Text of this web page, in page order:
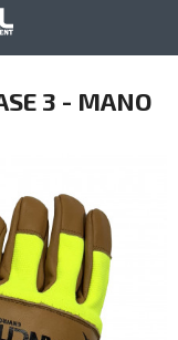
3 - MANO